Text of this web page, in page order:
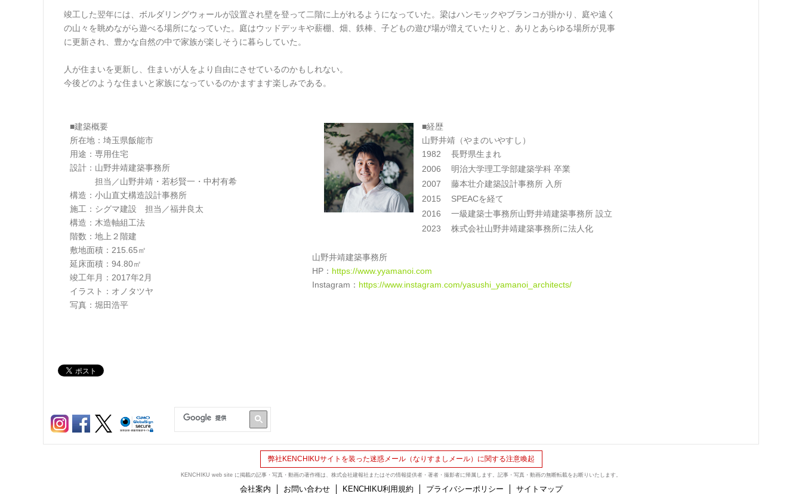
竣工した翌年には、ボルダリングウォールが設置され壁を登って二階に上がれるようになっていた。梁はハンモックやブランコが掛かり、庭や遠く
の山々を眺めながら遊べる場所になっていた。庭はウッドデッキや薪棚、畑、鉄棒、子どもの遊び場が増えていたりと、ありとあらゆる場所が見事
に更新され、豊かな自然の中で家族が楽しそうに暮らしていた。
人が住まいを更新し、住まいが人をより自由にさせているのかもしれない。
今後どのような住まいと家族になっているのかますます楽しみである。
■建築概要
所在地：埼玉県飯能市
用途：専用住宅
設計：山野井靖建築事務所
担当／山野井靖・若杉賢一・中村有希
構造：小山直丈構造設計事務所
施工：シグマ建設 担当／福井良太
構造：木造軸組工法
階数：地上２階建
敷地面積：215.65㎡
延床面積：94.80㎡
竣工年月：2017年2月
イラスト：オノタツヤ
写真：堀田浩平
■経歴
山野井靖（やまのいやすし）
1982
長野県生まれ
2006
明治大学理工学部建築学科 卒業
2007
藤本壮介建築設計事務所 入所
2015
SPEACを経て
2016
一級建築士事務所山野井靖建築事務所 設立
2023
株式会社山野井靖建築事務所に法人化
山野井靖建築事務所
HP： https://www.yyamanoi.com
Instagram： https://www.instagram.com/yasushi_yamanoi_architects/
弊社KENCHIKUサイトを装った迷惑メール（なりすましメール）に関する注意喚起
KENCHIKU web site に掲載の記事・写真・動画の著作権は、株式会社建報社またはその情報提供者・著者・撮影者に帰属します。記事・写真・動画の無断転載をお断りいたします。
会社案内 お問い合わせ KENCHIKU利用規約 プライバシーポリシー サイトマップ